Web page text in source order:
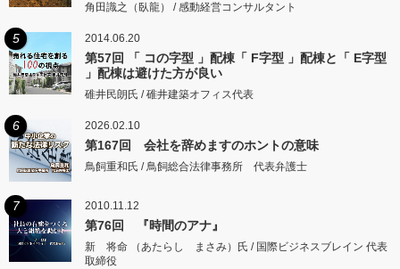
角田識之（臥龍） / 感動経営コンサルタント
5 2014.06.20
第57回 「 コの字型 」配棟「 F字型 」配棟と「 E字型
」配棟は避けた方が良い
碓井民朗氏 / 碓井建築オフィス代表
6 2026.02.10
第167回 会社を辞めますのホントの意味
鳥飼重和氏 / 鳥飼総合法律事務所 代表弁護士
7 2010.11.12
第76回 『時間のアナ』
新 将命 （あたらし まさみ）氏 / 国際ビジネスブレイン 代表
取締役